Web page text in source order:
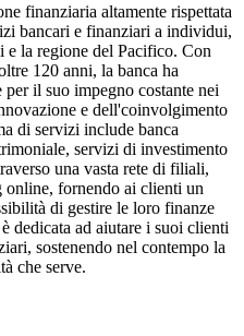
finanziaria altamente rispettata
bancari e finanziari a individui,
la regione del Pacifico. Con
120 anni, la banca ha
il suo impegno costante nei
e dell'coinvolgimento
di servizi include banca
servizi di investimento
una vasta rete di filiali,
online, fornendo ai clienti un
di gestire le loro finanze
dedicata ad aiutare i suoi clienti
sostenendo nel contempo la
che serve.